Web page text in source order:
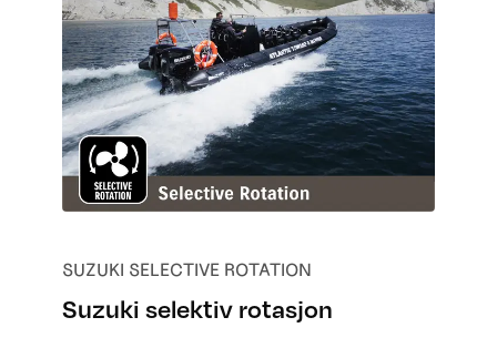
SUZUKI SELECTIVE ROTATION
Suzuki selektiv rotasjon